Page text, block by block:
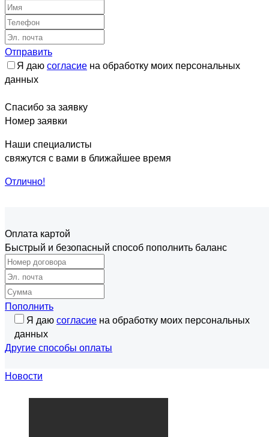
Отправить
Я даюсогласие на обработку моих персональных
данных
Спасибо за заявку
Номер заявки
Наши специалисты
свяжутся с вами в ближайшее время
Отлично!
Оплата картой
Быстрый и безопасный способ пополнить баланс
Пополнить
Я даюсогласие на обработку моих персональных
данных
Другие способы оплаты
Новости